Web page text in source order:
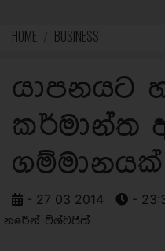
HOME BUSINESS
යාපනයට
කර්මාන්ත
ගම්මානයක්
- 27 03 2014 -
නරේන් විශ්වජිත්